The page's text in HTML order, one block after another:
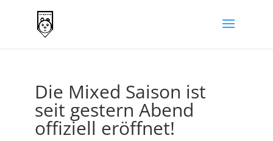
Die Mixed Saison ist
seit gestern Abend
offiziell eröffnet!